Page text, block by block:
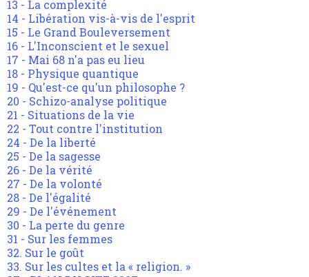
13 - La complexité
14 - Libération vis-à-vis de l'esprit
15 - Le Grand Bouleversement
16 - L'Inconscient et le sexuel
17 - Mai 68 n'a pas eu lieu
18 - Physique quantique
19 - Qu'est-ce qu'un philosophe ?
20 - Schizo-analyse politique
21 - Situations de la vie
22 - Tout contre l'institution
24 - De la liberté
25 - De la sagesse
26 - De la vérité
27 - De la volonté
28 - De l'égalité
29 - De l'événement
30 - La perte du genre
31 - Sur les femmes
32. Sur le goût
33. Sur les cultes et la « religion. »